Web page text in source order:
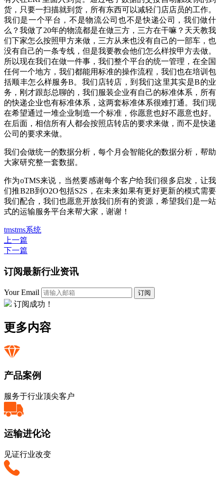
货，只要一扫描就到货，所有东西可以减轻门店店员的工作。
我们是一个平台，不是物流公司也不是快递公司，我们做什
么？我做了20年的物流都是在做三方，三方在干嘛？天天教我
们下家怎么按照甲方来做，三方从来也没有自己的一部车，也
没有自己的一条专线，但是我要教会他们怎么样按甲方去做。
所以现在我们在做一件事，我们整个平台的统一管理，在全国
任何一个地方，我们都能用标准的操作流程，我们也在培训包
括顺丰怎么样服务B。我们店转店，到我们这里其实是B的业
务，刚才跟彭总聊的，我们服装企业有自己的标准体系，所有
的快递企业也有标准体系，这两套标准体系很难打通。我们现
在希望通过一堆企业制造一个标准，你愿意也好不愿意也好。
在后面，相信所有人都会按照店转店的要求来做，而不是快递
公司的要求来做。
我们会做统一的数据分析，每个月会智能化的数据分析，帮助
大家研究整一套数据。
作为oTMS来说，当然要感谢每个客户给我们很多启发，让我
们推B2B到O2O包括S2S，在未来如果有更好更新的模式需要
我们配合，我们也愿意开放我们所有的资源，希望我们是一站
式的运输服务平台来帮大家，谢谢！
tmstms系统
上一篇
下一篇
订阅最新行业资讯
Your Email 订阅
订阅成功！
更多内容
产品案例
服务于行业顶尖客户
运输进化论
见证行业改变